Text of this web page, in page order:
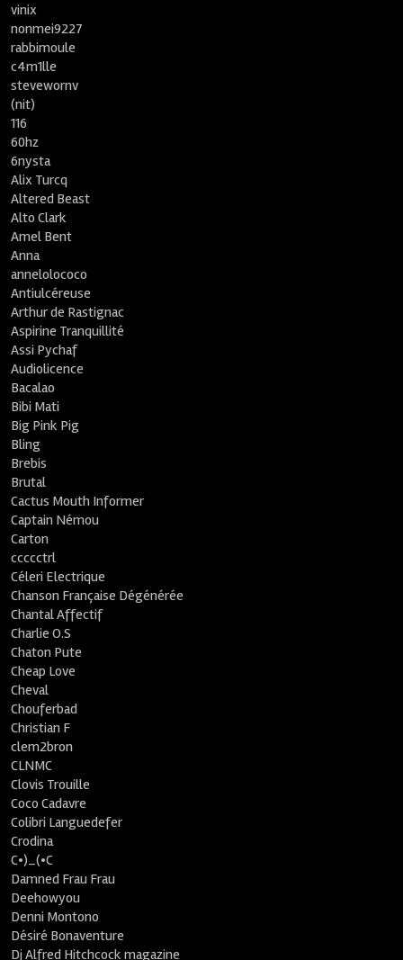
vinix
nonmei9227
rabbimoule
c4m1lle
stevewornv
(nit)
116
60hz
6nysta
Alix Turcq
Altered Beast
Alto Clark
Amel Bent
Anna
annelolococo
Antiulcéreuse
Arthur de Rastignac
Aspirine Tranquillité
Assi Pychaf
Audiolicence
Bacalao
Bibi Mati
Big Pink Pig
Bling
Brebis
Brutal
Cactus Mouth Informer
Captain Némou
Carton
ccccctrl
Céleri Electrique
Chanson Française Dégénérée
Chantal Affectif
Charlie O.S
Chaton Pute
Cheap Love
Cheval
Chouferbad
Christian F
clem2bron
CLNMC
Clovis Trouille
Coco Cadavre
Colibri Languedefer
Crodina
C•)_(•C
Damned Frau Frau
Deehowyou
Denni Montono
Désiré Bonaventure
Dj Alfred Hitchcock magazine